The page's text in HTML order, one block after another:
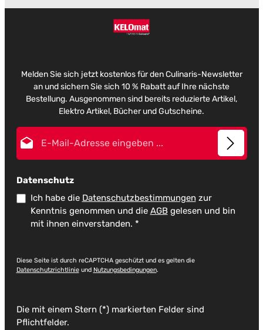
Melden Sie sich jetzt kostenlos für den Culinaris-Newsletter
an und sichern Sie sich 10 % Rabatt auf Ihre nächste
Bestellung. Ausgenommen sind bereits reduzierte Artikel,
Elektro Artikel, Bücher und Gutscheine.
Datenschutz
Ich habe die Datenschutzbestimmungen zur
Kenntnis genommen und die AGBgelesen und bin
mit ihnen einverstanden. *
Diese Seite ist durch reCAPTCHA geschützt und es gelten die
Datenschutzrichtlinieund Nutzungsbedingungen.
Die mit einem Stern (*) markierten Felder sind
Pflichtfelder.